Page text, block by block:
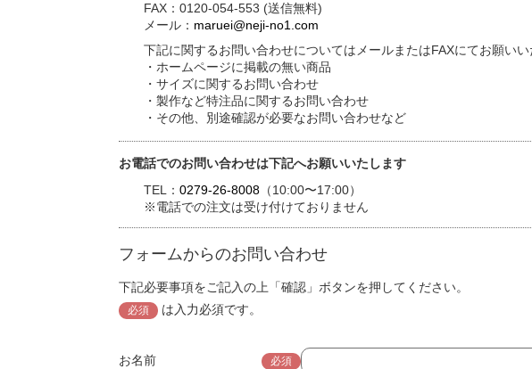
FAX：0120-054-553 (送信無料)
メール： maruei@neji-no1.com
下記に関するお問い合わせについてはメールまたはFAXにてお願いい
・ホームページに掲載の無い商品
・サイズに関するお問い合わせ
・製作など特注品に関するお問い合わせ
・その他、別途確認が必要なお問い合わせなど
お電話でのお問い合わせは下記へお願いいたします
TEL： 0279-26-8008 （10:00〜17:00）
※電話での注文は受け付けておりません
フォームからのお問い合わせ
下記必要事項をご記入の上「確認」ボタンを押してください。
必須 は入力必須です。
お名前 必須